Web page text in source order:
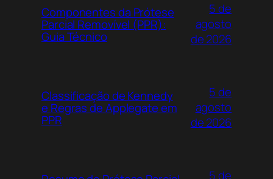
Componentes da Prótese
Parcial Removível (PPR):
Guia Técnico
5 de
agosto
de 2026
Classificação de Kennedy
e Regras de Applegate em
PPR
5 de
agosto
de 2026
5 de